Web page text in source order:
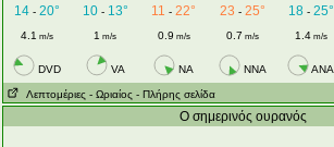
14 -20° 10- 13° 11 -22° 23 - 25° 18- 25°
4.1 m/s 1 m/s 0.9 m/s 0.7 m/s 1.4m/s
DVD VA NA NNA ANA
Λεπτομέριες - Ωριαίος - Πλήρης σελίδα
Ο σημερινός ουρανός